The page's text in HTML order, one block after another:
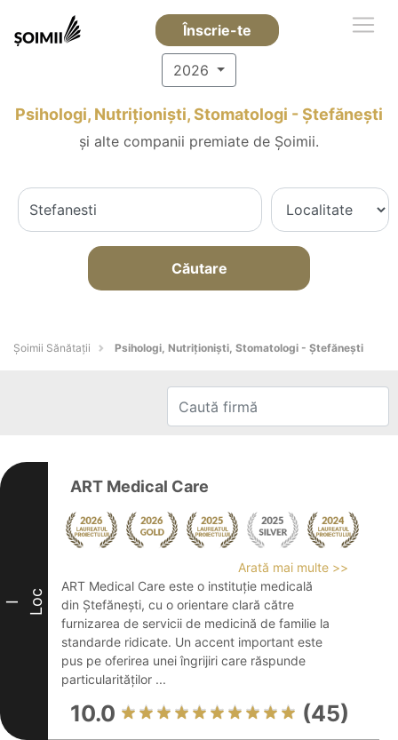
Înscrie-te
2026
Psihologi, Nutriționiști, Stomatologi - Ştefăneşti
și alte companii premiate de Șoimii.
Căutare
Şoimii Sănătații Psihologi, Nutriționiști, Stomatologi - Ştefăneşti
I Loc
ART Medical Care
Arată mai multe >>
ART Medical Care este o instituție medicală
din Ștefănești, cu o orientare clară către
furnizarea de servicii de medicină de familie la
standarde ridicate. Un accent important este
pus pe oferirea unei îngrijiri care răspunde
particularităților ...
10.0 (45)